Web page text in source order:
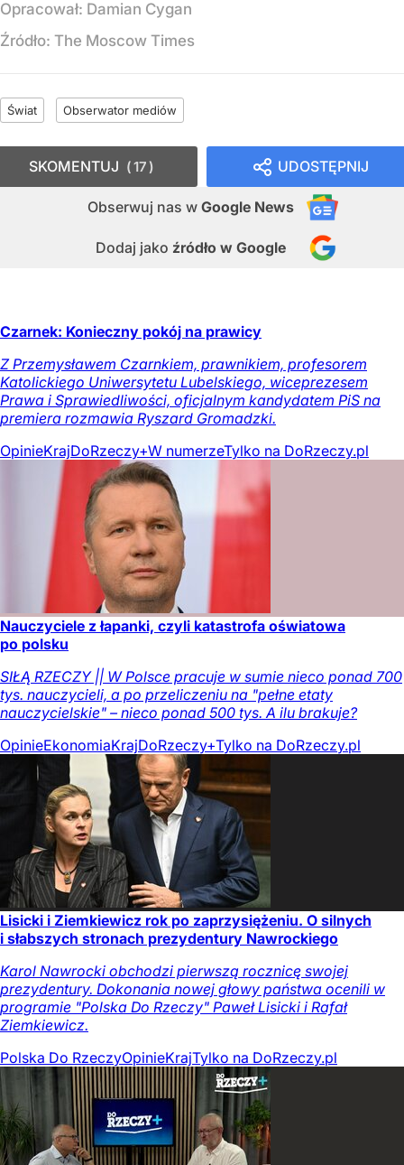
Opracował: Damian Cygan
Źródło: The Moscow Times
Świat Obserwator mediów
UDOSTĘPNIJ
Obserwuj nas w Google News
Dodaj jako źródło w Google
SKOMENTUJ 17
Czarnek: Konieczny pokój na prawicy
Z Przemysławem Czarnkiem, prawnikiem, profesorem
Katolickiego Uniwersytetu Lubelskiego, wiceprezesem
Prawa i Sprawiedliwości, oficjalnym kandydatem PiS na
premiera rozmawia Ryszard Gromadzki.
OpinieKrajDoRzeczy+W numerzeTylko na DoRzeczy.pl
Nauczyciele z łapanki, czyli katastrofa oświatowa
po polsku
SIŁĄ RZECZY || W Polsce pracuje w sumie nieco ponad 700
tys. nauczycieli, a po przeliczeniu na "pełne etaty
nauczycielskie" – nieco ponad 500 tys. A ilu brakuje?
OpinieEkonomiaKrajDoRzeczy+Tylko na DoRzeczy.pl
Lisicki i Ziemkiewicz rok po zaprzysiężeniu. O silnych
i słabszych stronach prezydentury Nawrockiego
Karol Nawrocki obchodzi pierwszą rocznicę swojej
prezydentury. Dokonania nowej głowy państwa ocenili w
programie "Polska Do Rzeczy" Paweł Lisicki i Rafał
Ziemkiewicz.
Polska Do RzeczyOpinieKrajTylko na DoRzeczy.pl